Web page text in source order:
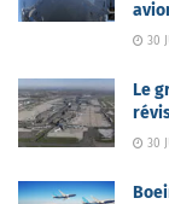
30
Le
30